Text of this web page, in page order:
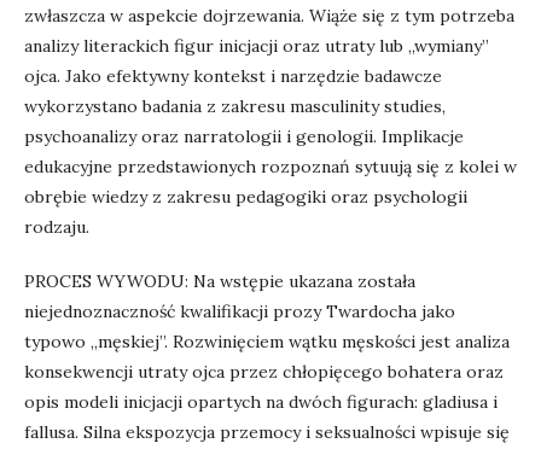
zwłaszcza w aspekcie dojrzewania. Wiąże się z tym potrzeba
analizy literackich figur inicjacji oraz utraty lub „wymiany”
ojca. Jako efektywny kontekst i narzędzie badawcze
wykorzystano badania z zakresu masculinity studies,
psychoanalizy oraz narratologii i genologii. Implikacje
edukacyjne przedstawionych rozpoznań sytuują się z kolei w
obrębie wiedzy z zakresu pedagogiki oraz psychologii
rodzaju.
PROCES WYWODU: Na wstępie ukazana została
niejednoznaczność kwalifikacji prozy Twardocha jako
typowo „męskiej”. Rozwinięciem wątku męskości jest analiza
konsekwencji utraty ojca przez chłopięcego bohatera oraz
opis modeli inicjacji opartych na dwóch figurach: gladiusa i
fallusa. Silna ekspozycja przemocy i seksualności wpisuje się